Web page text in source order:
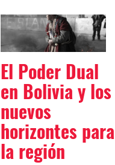
El Poder Dual
en Bolivia y los
nuevos
horizontes para
la región